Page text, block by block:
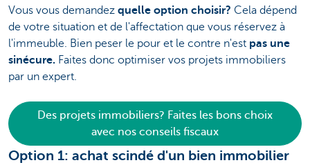
Vous vous demandez quelle option choisir? Cela dépend
de votre situation et de l'affectation que vous réservez à
l'immeuble. Bien peser le pour et le contre n'est pas une
sinécure. Faites donc optimiser vos projets immobiliers
par un expert.
Des projets immobiliers? Faites les bons choix
avec nos conseils fiscaux
Option 1: achat scindé d'un bien immobilier